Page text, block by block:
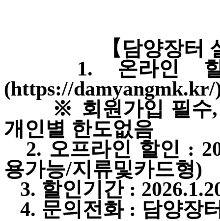
【담양장터
1. 온라인 할인
(https://damyangmk.kr/
※ 회원가입 필수,
개인별 한도없음
2. 오프라인 할인 :
용가능/지류및카드형)
3. 할인기간 :
4. 문의전화 : 담양장